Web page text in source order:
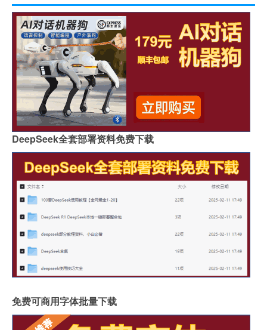
DeepSeek全套部署资料免费下载
免费可商用字体批量下载